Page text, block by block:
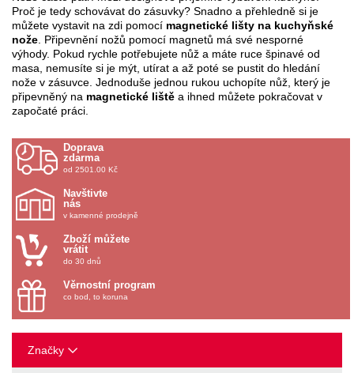
Proč je tedy schovávat do zásuvky? Snadno a přehledně si je
můžete vystavit na zdi pomocí magnetické lišty na kuchyňské
nože . Připevnění nožů pomocí magnetů má své nesporné
výhody. Pokud rychle potřebujete nůž a máte ruce špinavé od
masa, nemusíte si je mýt, utírat a až poté se pustit do hledání
nože v zásuvce. Jednoduše jednou rukou uchopíte nůž, který je
připevněný na magnetické liště a ihned můžete pokračovat v
započaté práci.
Doprava
zdarma
od 2501.00 Kč
Navštivte
nás
v kamenné prodejně
Zboží můžete
vrátit
do 30 dnů
Věrnostní program
co bod, to koruna
Značky